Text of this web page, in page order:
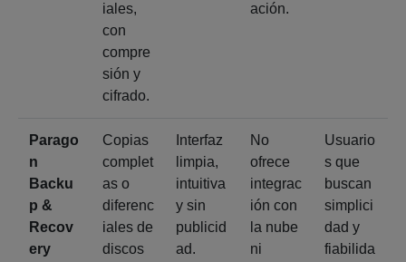
iales,
con
compre
sión y
cifrado.
ación.
Parago
n
Backu
p &
Recov
ery
Copias
complet
as o
diferenc
iales de
discos
Interfaz
limpia,
intuitiva
y sin
publicid
ad.
No
ofrece
integrac
ión con
la nube
ni
Usuario
s que
buscan
simplici
dad y
fiabilida